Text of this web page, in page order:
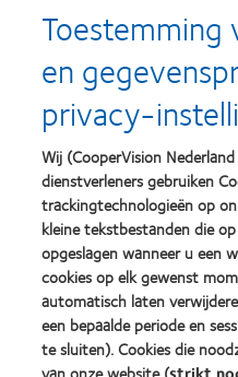
Learn
more
about
Silmo
d’Or
best
product
award
met
MyDay™
(2013)
Learn
more
about
2012
&
2010
Best
Companies
for
Learn
more
about
Toestemming
en
privacy-
Wij (CooperVision
dienstverleners gebruiken
trackingtechnologieën op
kleine tekstbestanden die
opgeslagen wanneer u een
cookies op elk gewenst
automatisch laten
een bepaalde periode en
te sluiten). Cookies die